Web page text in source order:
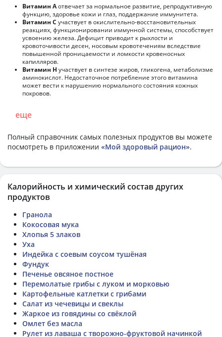
Витамин Аотвечает за нормальное развитие, репродуктивную
функцию, здоровье кожи и глаз, поддержание иммунитета.
Витамин С участвует в окислительно-восстановительных
реакциях, функционировании иммунной системы, способствует
усвоению железа. Дефицит приводит к рыхлости и
кровоточивости десен, носовым кровотечениям вследствие
повышенной проницаемости и ломкости кровеносных
капилляров.
Витамин Н участвует в синтезе жиров, гликогена, метаболизме
аминокислот. Недостаточное потребление этого витамина
может вести к нарушению нормального состояния кожных
покровов.
еще
Полный справочник самых полезных продуктов вы можете
посмотреть в приложении «Мой здоровый рацион».
Калорийность и химический состав других
продуктов
Гранола
Кокосовая мука
Хлопья 5 злаков
Уха
Индейка с соевым соусом тушёная
Фундук
Печенье овсяное постное
Перемолатые грибы с луком и морковью
Картофельные катлетки с грибами
Салат из чечевицы и свеклы
Жаркое из говядины со свёклой
Омлет без масла
Рулет из лаваша с творожно-фруктовой начинкой